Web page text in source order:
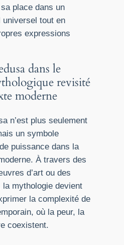
place dans un
universel tout en
expressions
dans le
revisité
moderne
n’est plus seulement
un symbole
puissance dans la
À travers des
d’art ou des
mythologie devient
la complexité de
où la peur, la
coexistent.